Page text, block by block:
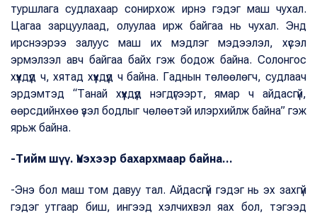
туршлага судлахаар сонирхож ирнэ гэдэг маш чухал.
Цагаа зарцуулаад, олуулаа ирж байгаа нь чухал. Энд
ирснээрээ залуус маш их мэдлэг мэдээлэл, хүсэл
эрмэлзэл авч байгаа байх гэж бодож байна. Солонгос
хүүхдүүд ч, хятад хүүхдүүд ч байна. Гаднын төлөөлөгч, судлаач
эрдэмтэд “Танай хүүхдүүд нэгдүгээрт, ямар ч айдасгүй,
өөрсдийнхөө үзэл бодлыг чөлөөтэй илэрхийлж байна” гэж
ярьж байна.
-Тийм шүү. Үнэхээр бахархмаар байна...
-Энэ бол маш том давуу тал. Айдасгүй гэдэг нь эх захгүй
гэдэг утгаар биш, ингээд хэлчихвэл яах бол, тэгээд